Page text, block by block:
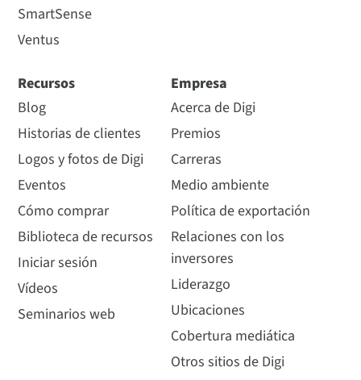
SmartSense
Ventus
Recursos
Blog
Historias de clientes
Logos y fotos de Digi
Eventos
Cómo comprar
Biblioteca de recursos
Iniciar sesión
Vídeos
Seminarios web
Empresa
Acerca de Digi
Premios
Carreras
Medio ambiente
Política de exportación
Relaciones con los
inversores
Liderazgo
Ubicaciones
Cobertura mediática
Otros sitios de Digi